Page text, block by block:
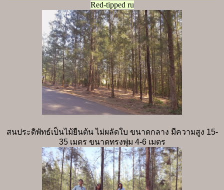
Red-tipped ru
สนประดิพัทธ์เป็นไม้ยืนต้น ไม่ผลัดใบ ขนาดกลาง มีความสูง 15-
35 เมตร ขนาดทรงพุ่ม 4-6 เมตร